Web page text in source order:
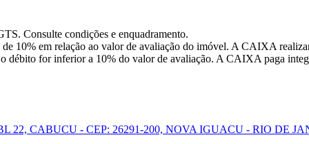
Consulte condições e enquadramento.
10% em relação ao valor de avaliação do imóvel. A CAIXA
débito for inferior a 10% do valor de avaliação. A CAIXA paga
CABUCU - CEP: 26291-200, NOVA IGUACU - RIO DE